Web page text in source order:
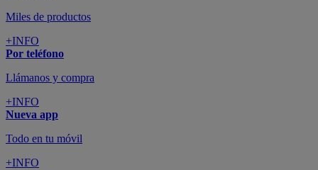
Miles de productos
+INFO
Por teléfono
Llámanos y compra
+INFO
Nueva app
Todo en tu móvil
+INFO